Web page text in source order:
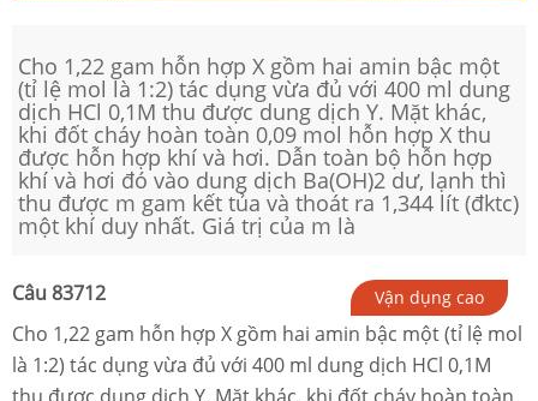
Cho 1,22 gam hỗn hợp X gồm hai amin bậc một
(tỉ lệ mol là 1:2) tác dụng vừa đủ với 400 ml dung
dịch HCl 0,1M thu được dung dịch Y. Mặt khác,
khi đốt cháy hoàn toàn 0,09 mol hỗn hợp X thu
được hỗn hợp khí và hơi. Dẫn toàn bộ hỗn hợp
khí và hơi đó vào dung dịch Ba(OH)2 dư, lạnh thì
thu được m gam kết tủa và thoát ra 1,344 lít (đktc)
một khí duy nhất. Giá trị của m là
Câu 83712 Vận dụng cao
Cho 1,22 gam hỗn hợp X gồm hai amin bậc một (tỉ lệ mol
là 1:2) tác dụng vừa đủ với 400 ml dung dịch HCl 0,1M